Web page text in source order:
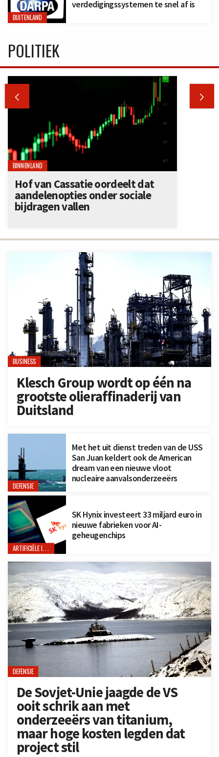
BUITENLAND
verdedigingssystemen te snel af is
BUSINESS
Klesch Group wordt op één na
grootste olieraffinaderij van
Duitsland
DEFENSIE
Met het uit dienst treden van de USS
San Juan keldert ook de American
dream van een nieuwe vloot
nucleaire aanvalsonderzeeërs
ARTIFICIËLE INTELLIGENTIE
SK Hynix investeert 33 miljard euro in
nieuwe fabrieken voor AI-
geheugenchips
DEFENSIE
De Sovjet-Unie jaagde de VS
ooit schrik aan met
onderzeeërs van titanium,
maar hoge kosten legden dat
project stil
POLITIEK
 
BINNENLAND
Hof van Cassatie oordeelt dat
aandelenopties onder sociale
bijdragen vallen